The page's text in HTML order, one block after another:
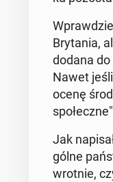
Bry­ta­nia,
dodana do
Nawet
ocenę
Jak
gól­ne
wrot­nie,